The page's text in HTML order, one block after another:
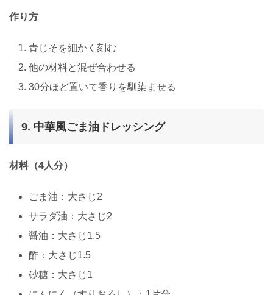
作り方
青じそを細かく刻む
他の材料と混ぜ合わせる
30分ほど置いて香りを馴染ませる
9. 中華風ごま油ドレッシング
材料（4人分）
ごま油：大さじ2
サラダ油：大さじ2
醤油：大さじ1.5
酢：大さじ1.5
砂糖：大さじ1